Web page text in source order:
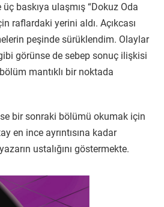
üç baskıya ulaşmış “Dokuz Oda
raflardaki yerini aldı. Açıkcası
peşinde sürüklendim. Olaylar
görünse de sebep sonuç ilişkisi
mantıklı bir noktada
bir sonraki bölümü okumak için
en ince ayrıntısına kadar
ustalığını göstermekte.